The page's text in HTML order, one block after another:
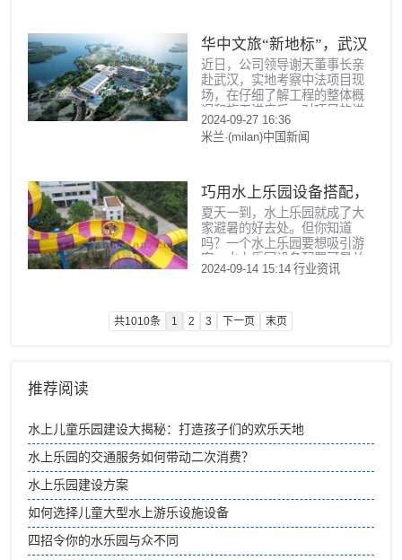
华中文旅“新地标”，武汉
中法半岛生态小镇项目最
新进展
近日，公司领导谢天董事长亲
赴武汉，实地考察中法项目现
场，在仔细了解工程的整体概
况和施工进度后，对项目的进
展情况作出重要指示，要求项
目部进一步细化工作任务和施
2024-09-27 16:36
米兰·(milan)中国新闻
巧用水上乐园设备搭配，
打造受欢迎的园子
夏天一到，水上乐园就成了大
家避暑的好去处。但你知道
吗？一个水上乐园要想吸引游
客，水上乐园设备配置可是关
键。今天，咱们就聊聊如何挑
2024-09-14 15:14 行业资讯
共1010条 1 2 3 下一页 末页
推荐阅读
水上儿童乐园建设大揭秘：打造孩子们的欢乐天地
水上乐园的交通服务如何带动二次消费？
水上乐园建设方案
如何选择儿童大型水上游乐设施设备
四招令你的水乐园与众不同